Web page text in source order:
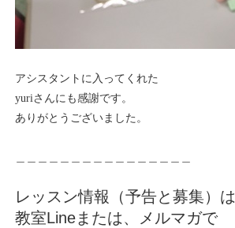
アシスタントに入ってくれた
yuriさんにも感謝です。
ありがとうございました。
レッスン情報（予告と募集）は
教室Lineまたは、メルマガで